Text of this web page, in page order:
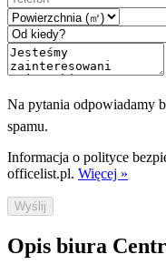
Na pytania odpowiadamy
spamu.
Informacja o polityce
officelist.pl. Więcej »
Wyślij
Opis biura